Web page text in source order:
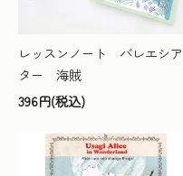
レッスンノート バレエシア
ター 海賊
396円(税込)